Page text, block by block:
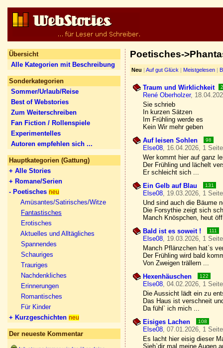
Übersicht
Alle Kategorien mit Beschreibung
Sonderkategorien
Sommer/Urlaub/Reise
Best of Webstories
Zum Weiterschreiben
Fan Fiction / Rollenspiele
Experimentelles
Autoren empfehlen sich ...
Hauptkategorien (Gattung)
+ Alle Stories
+ Romane/Serien
- Poetisches neu
Amüsantes/Satirisches/Witze
Fantastisches
Erotisches
Aktuelles und Alltägliches
Spannendes
Schauriges
Trauriges
Nachdenkliches
Erinnerungen
Romantisches
Für Kinder
+ Kurzgeschichten neu
Der neueste Kommentar
Poetisches-
Neu | Auf gut Glück | Meistgelesen |
Traum und Wirklichkeit
René Oberholzer,
Sie schrieb
In kurzen Sätzen
Im Frühling werde es
Kein Wir mehr geben
Auf leisen Sohlen
98
Else08, 16.04.2026, 1
Wer kommt hier auf ganz
Der Frühling und lächelt
Er schleicht sich ...
Ein Gelb auf Blau
131
Else08, 19.03.2026, 1
Und sind auch die Bäume
Die Forsythie zeigt sich
Manch Knöspchen, heut
Bald ist es soweit !
111
Else08, 19.03.2026, 1
Manch Pflänzchen hat`s
Der Frühling wird bald
Von Zweigen trällern ...
Hexenhäuschen
122
Else08, 04.02.2026, 1
Die Aussicht lädt ein zu
Das Haus ist verschneit
Da fühl` ich mich ...
Eisiges Lachen
108
Else08, 07.01.2026, 1
Es lacht hier eisig dieser
Sieh`dir mal meine Augen